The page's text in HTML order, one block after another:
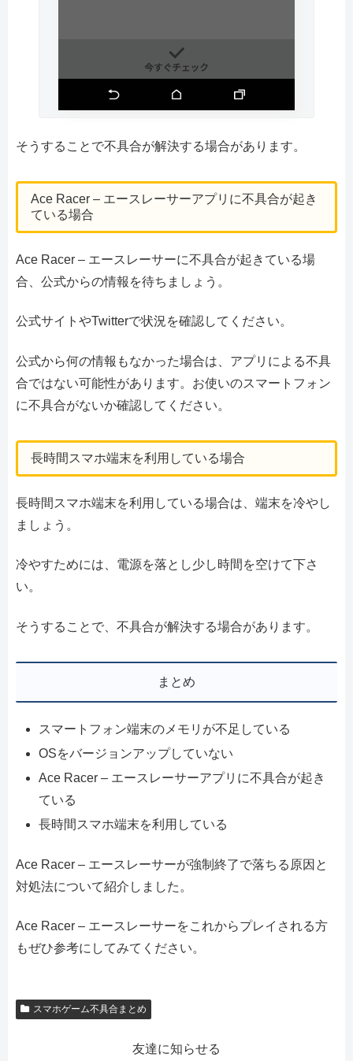
そうすることで不具合が解決する場合があります。
Ace Racer – エースレーサーアプリに不具合が起き
ている場合
Ace Racer – エースレーサーに不具合が起きている場
合、公式からの情報を待ちましょう。
公式サイトやTwitterで状況を確認してください。
公式から何の情報もなかった場合は、アプリによる不具
合ではない可能性があります。お使いのスマートフォン
に不具合がないか確認してください。
長時間スマホ端末を利用している場合
長時間スマホ端末を利用している場合は、端末を冷やし
ましょう。
冷やすためには、電源を落とし少し時間を空けて下さ
い。
そうすることで、不具合が解決する場合があります。
まとめ
スマートフォン端末のメモリが不足している
OSをバージョンアップしていない
Ace Racer – エースレーサーアプリに不具合が起き
ている
長時間スマホ端末を利用している
Ace Racer – エースレーサーが強制終了で落ちる原因と
対処法について紹介しました。
Ace Racer – エースレーサーをこれからプレイされる方
もぜひ参考にしてみてください。
スマホゲーム不具合まとめ
友達に知らせる